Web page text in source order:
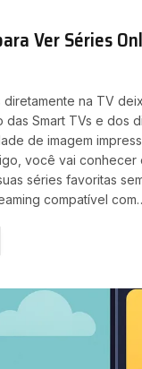
Ver Séries
diretamente na TV
das Smart TVs e dos
de imagem
você vai
séries favoritas
compatível